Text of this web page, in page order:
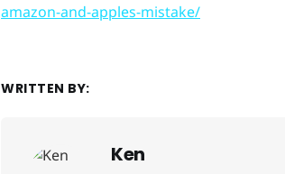
amazon-and-apples-mistake/
WRITTEN BY:
Ken